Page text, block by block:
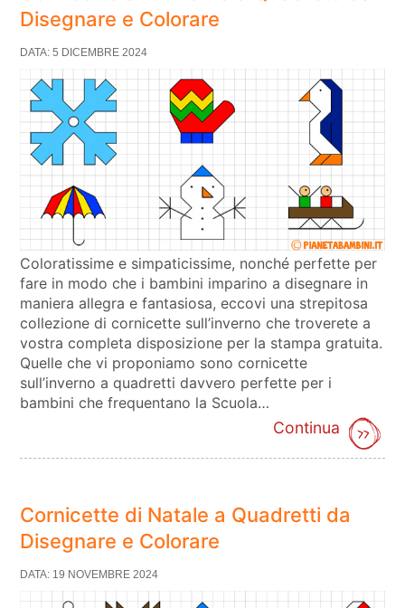
Disegnare e Colorare
DATA: 5 DICEMBRE 2024
Coloratissime e simpaticissime, nonché perfette per
fare in modo che i bambini imparino a disegnare in
maniera allegra e fantasiosa, eccovi una strepitosa
collezione di cornicette sull’inverno che troverete a
vostra completa disposizione per la stampa gratuita.
Quelle che vi proponiamo sono cornicette
sull’inverno a quadretti davvero perfette per i
bambini che frequentano la Scuola…
Continua
Cornicette di Natale a Quadretti da
Disegnare e Colorare
DATA: 19 NOVEMBRE 2024